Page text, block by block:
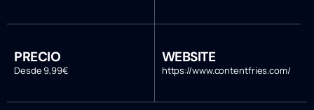
PRECIO
Desde 9,99€
WEBSITE
https://www.contentfries.com/